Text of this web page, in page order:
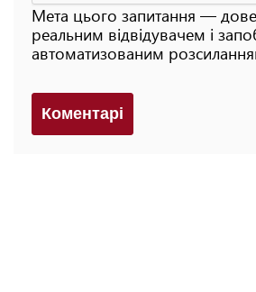
Мета цього запитання —
реальним відвідувачем і
автоматизованим
Коментарi